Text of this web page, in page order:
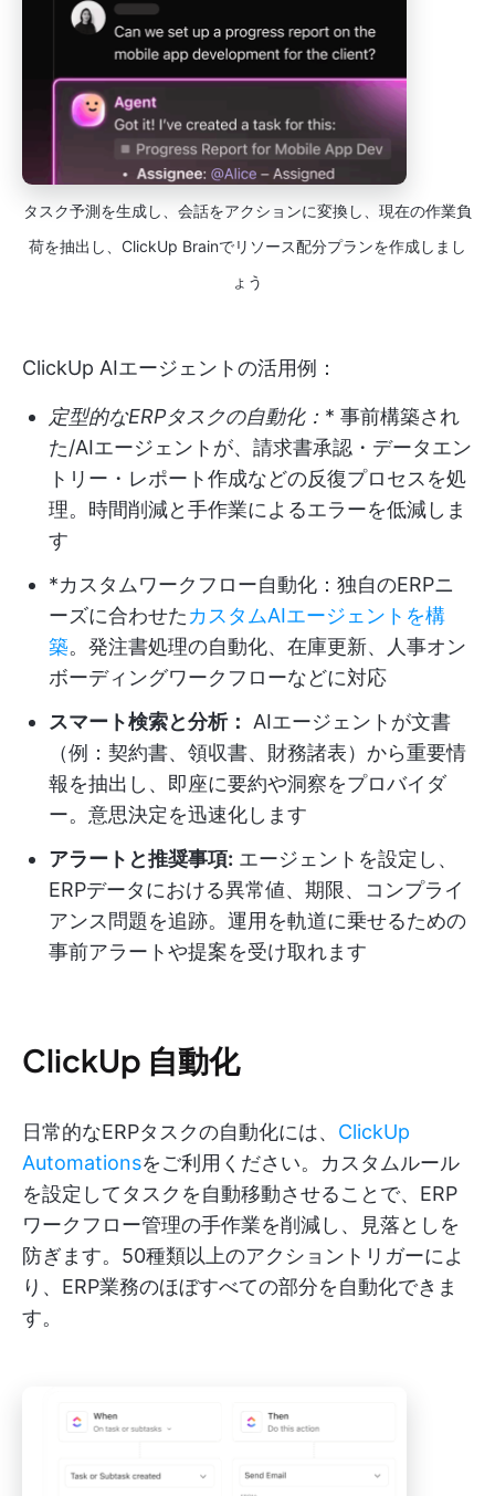
タスク予測を生成し、会話をアクションに変換し、現在の作業負
荷を抽出し、ClickUp Brainでリソース配分プランを作成しまし
ょう
ClickUp AIエージェントの活用例：
定型的なERPタスクの自動化： * 事前構築され
た/AIエージェントが、請求書承認・データエン
トリー・レポート作成などの反復プロセスを処
理。時間削減と手作業によるエラーを低減しま
す
*カスタムワークフロー自動化：独自のERPニ
ーズに合わせたカスタムAIエージェントを構
築。発注書処理の自動化、在庫更新、人事オン
ボーディングワークフローなどに対応
スマート検索と分析：
AIエージェントが文書
（例：契約書、領収書、財務諸表）から重要情
報を抽出し、即座に要約や洞察をプロバイダ
ー。意思決定を迅速化します
アラートと推奨事項: エージェントを設定し、
ERPデータにおける異常値、期限、コンプライ
アンス問題を追跡。運用を軌道に乗せるための
事前アラートや提案を受け取れます
ClickUp 自動化
日常的なERPタスクの自動化には、 ClickUp
Automationsをご利用ください。カスタムルール
を設定してタスクを自動移動させることで、ERP
ワークフロー管理の手作業を削減し、見落としを
防ぎます。50種類以上のアクショントリガーによ
り、ERP業務のほぼすべての部分を自動化できま
す。